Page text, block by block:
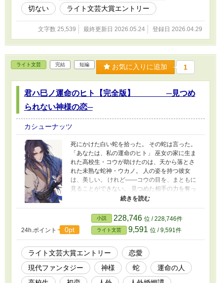
切ない
ライト文芸大賞エントリー
文字数 25,539 最終更新日 2026.05.24 登録日 2026.04.29
ライト文芸 完結 短編 お気に入りに追加 1
君ハ巳ノ運命のヒト【完全版】 ─見つめ
られない神様の恋─
カシューナッツ
死にかけた白い蛇を拾った。 その蛇は言った。
「あなたは、私の運命のヒト」 巫女の家に生ま
れた高校生・コウが助けたのは、天から落とさ
れた未熟な蛇神・ウカノ。 人の姿を持つ彼女
は、美しい。 けれど――コウの目を、まともに
見ることができない。 見つめた相手の力を奪っ
てしまう、“蠱惑術”を持っているから。 好きな
まう。 それでもコウは言う。 「何度倒れてもい
い。君の隣にいる」 神を迎える家での生活。 食
卓を囲む日々。 少しずつ近づいていく距離と、
それでも埋まらない“見つめられない”壁。 やが
て訪れる試練と、選ばれる未来。 これは―― ど
んな姿でも、愛されることを知らなかった神
が、 “見つめること”を恐れながら、それでも愛
を知っていく物語。 【現在：毎週金曜更新／今
24h.ポイント 0pt
小説 228,746 位 / 228,746件
ライト文芸 9,591 位 / 9,591件
ライト文芸大賞エントリー
恋愛
現代ファンタジー
神様 蛇
運命の人